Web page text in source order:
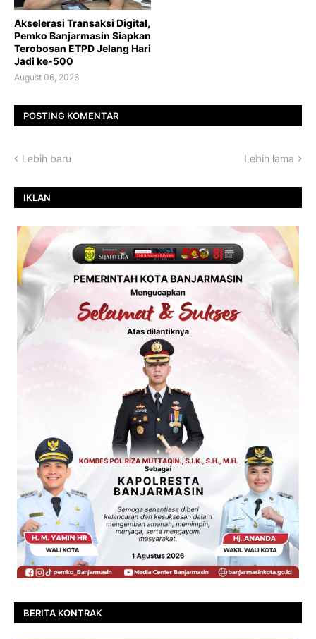
Akselerasi Transaksi Digital,
Pemko Banjarmasin Siapkan
Terobosan ETPD Jelang Hari
Jadi ke-500
August 06, 2026
POSTING KOMENTAR
Lebih baru Lebih lama
IKLAN
BERITA KONTRAK